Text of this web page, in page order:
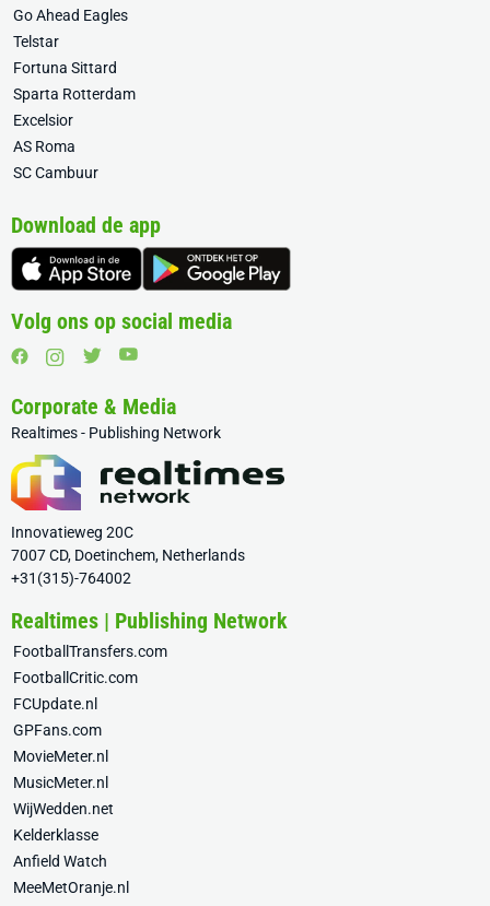
Go Ahead Eagles
Telstar
Fortuna Sittard
Sparta Rotterdam
Excelsior
AS Roma
SC Cambuur
Download de app
Volg ons op social media
Corporate & Media
Realtimes - Publishing Network
Innovatieweg 20C
7007 CD, Doetinchem, Netherlands
+31(315)-764002
Realtimes | Publishing Network
FootballTransfers.com
FootballCritic.com
FCUpdate.nl
GPFans.com
MovieMeter.nl
MusicMeter.nl
WijWedden.net
Kelderklasse
Anfield Watch
MeeMetOranje.nl